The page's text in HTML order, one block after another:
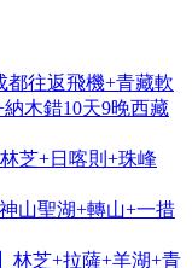
都往返飛機+青藏軟
木錯10天9晚西藏
芝+日喀則+珠峰
山聖湖+轉山+一措
林芝+拉薩+羊湖+青